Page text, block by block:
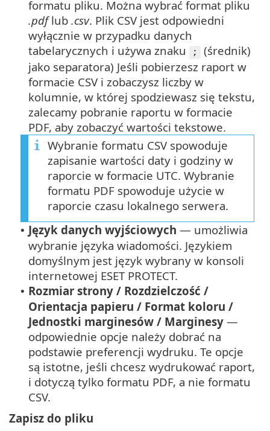
formatu pliku. Można wybrać format pliku
.pdflub .csv. Plik CSV jest odpowiedni
wyłącznie w przypadku danych
tabelarycznych i używa znaku
;
(średnik)
jako separatora) Jeśli pobierzesz raport w
formacie CSV i zobaczysz liczby w
kolumnie, w której spodziewasz się tekstu,
zalecamy pobranie raportu w formacie
PDF, aby zobaczyć wartości tekstowe.
Wybranie formatu CSV spowoduje
zapisanie wartości daty i godziny w
raporcie w formacie UTC. Wybranie
formatu PDF spowoduje użycie w
raporcie czasu lokalnego serwera.
• Język danych wyjściowych — umożliwia
wybranie języka wiadomości. Językiem
domyślnym jest język wybrany w konsoli
internetowej ESET PROTECT.
• Rozmiar strony / Rozdzielczość /
Orientacja papieru / Format koloru /
Jednostki marginesów / Marginesy —
odpowiednie opcje należy dobrać na
podstawie preferencji wydruku. Te opcje
są istotne, jeśli chcesz wydrukować raport,
i dotyczą tylko formatu PDF, a nie formatu
CSV.
Zapisz do pliku